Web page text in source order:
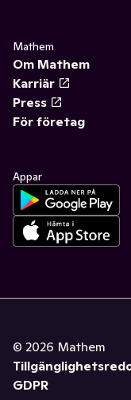
Mathem
Om Mathem
Karriär
Press
För företag
Appar
© 2026 Mathem
GDPR